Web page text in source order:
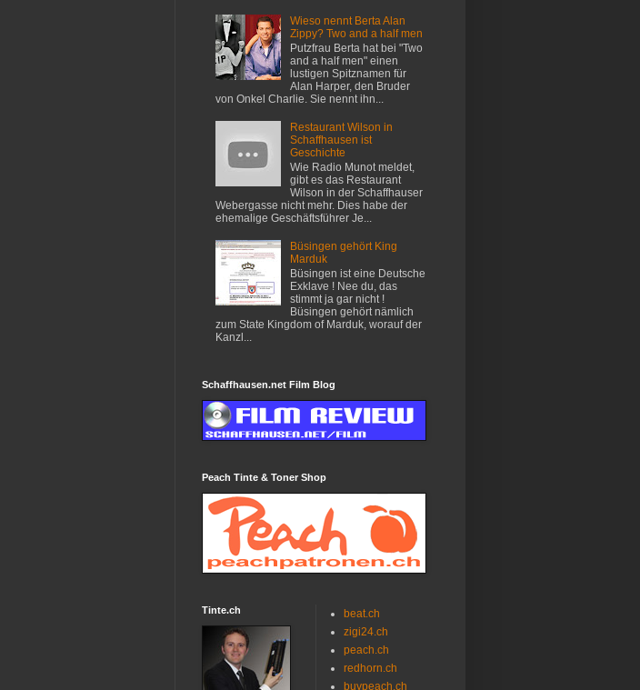
Wieso nennt Berta Alan
Zippy? Two and a half men
Putzfrau Berta hat bei "Two
and a half men" einen
lustigen Spitznamen für
Alan Harper, den Bruder
von Onkel Charlie. Sie nennt ihn...
Restaurant Wilson in
Schaffhausen ist
Geschichte
Wie Radio Munot meldet,
gibt es das Restaurant
Wilson in der Schaffhauser
Webergasse nicht mehr. Dies habe der
ehemalige Geschäftsführer Je...
Büsingen gehört King
Marduk
Büsingen ist eine Deutsche
Exklave ! Nee du, das
stimmt ja gar nicht !
Büsingen gehört nämlich
zum State Kingdom of Marduk, worauf der
Kanzl...
Schaffhausen.net Film Blog
Peach Tinte & Toner Shop
Tinte.ch
beat.ch
zigi24.ch
peach.ch
redhorn.ch
buypeach.ch